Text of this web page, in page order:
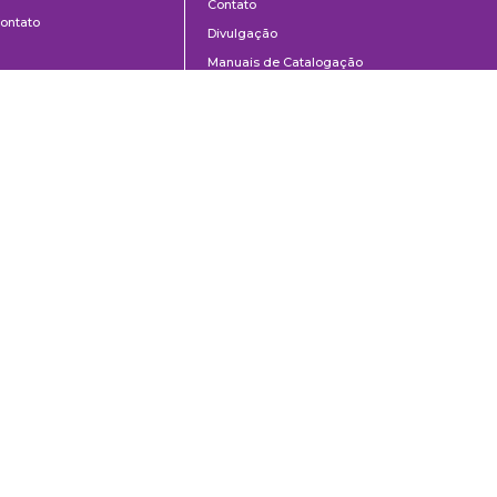
Contato
Divulgação
Manuais de Catalogação